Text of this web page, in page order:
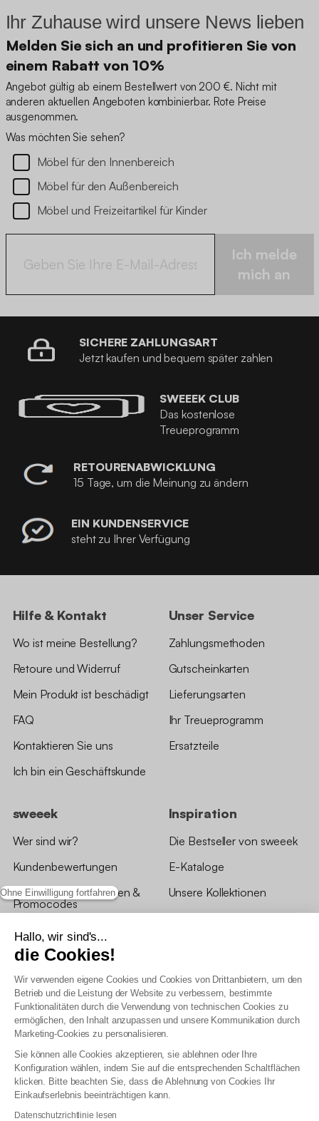
Ohne Einwilligung fortfahren
Hallo, wir sind's...
die Cookies!
Wir verwenden eigene Cookies und Cookies von Drittanbietern, um den
Betrieb und die Leistung der Website zu verbessern, bestimmte
Funktionalitäten durch die Verwendung von technischen Cookies zu
ermöglichen, den Inhalt anzupassen und unsere Kommunikation durch
Marketing-Cookies zu personalisieren.
Sie können alle Cookies akzeptieren, sie ablehnen oder Ihre
Konfiguration wählen, indem Sie auf die entsprechenden Schaltflächen
klicken. Bitte beachten Sie, dass die Ablehnung von Cookies Ihr
Einkaufserlebnis beeinträchtigen kann.
Datenschutzrichtlinie lesen
Ihr Zuhause wird unsere News lieben
Melden Sie sich an und profitieren Sie von
einem Rabatt von 10%
Angebot gültig ab einem Bestellwert von 200 €. Nicht mit
anderen aktuellen Angeboten kombinierbar. Rote Preise
ausgenommen.
Was möchten Sie sehen?
Möbel für den Innenbereich
Möbel für den Außenbereich
Möbel und Freizeitartikel für Kinder
Ich melde
mich an
SICHERE ZAHLUNGSART
Jetzt kaufen und bequem später zahlen
SWEEEK CLUB
Das kostenlose
Treueprogramm
RETOURENABWICKLUNG
15 Tage, um die Meinung zu ändern
EIN KUNDENSERVICE
steht zu Ihrer Verfügung
Hilfe & Kontakt
Wo ist meine Bestellung?
Retoure und Widerruf
Mein Produkt ist beschädigt
FAQ
Kontaktieren Sie uns
Ich bin ein Geschäftskunde
Unser Service
Zahlungsmethoden
Gutscheinkarten
Lieferungsarten
Ihr Treueprogramm
Ersatzteile
sweeek
Wer sind wir?
Kundenbewertungen
*Angebotsbedingungen &
Promocodes
Bewertungen von sweeek
Unsere Geschäfte
Inspiration
Die Bestseller von sweeek
E-Kataloge
Unsere Kollektionen
AGB Treueprogramm
Datenschutzrichtlinien
Allgemeine Geschäftsbedingungen für Geschäftskunden
Erklärung zur Barrierefreiheit